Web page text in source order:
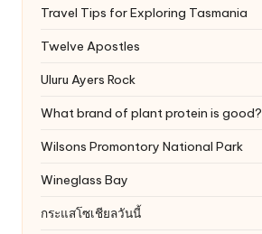
Travel Tips for Exploring Tasmania
Twelve Apostles
Uluru Ayers Rock
What brand of plant protein is good?
Wilsons Promontory National Park
Wineglass Bay
กระแสโซเชียลวันนี้